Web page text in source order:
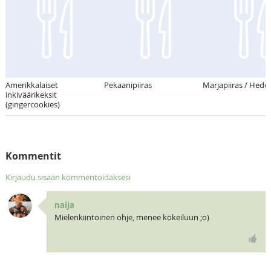
Amerikkalaiset
inkiväärikeksit
(gingercookies)
Pekaanipiiras Marjapiiras /
Kommentit
Kirjaudu sisään kommentoidaksesi
naija
Mielenkiintoinen ohje, menee kokeiluun ;o)